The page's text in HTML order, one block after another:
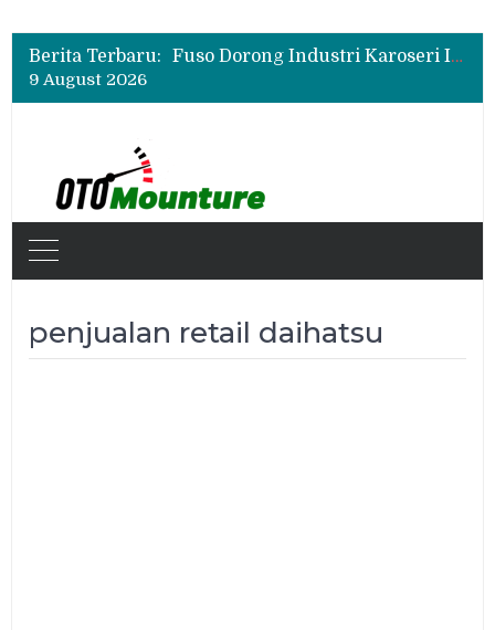
Berita Terbaru:
Fuso Dorong Industri Karoseri Indonesia Naik Kelas Lewat Program Sertifikasi
New Daihatsu Sigra 1.2R Punya Tampilan Lebih Sporty, Ini Fitur dan Spesifikasinya
9 August 2026
penjualan retail daihatsu